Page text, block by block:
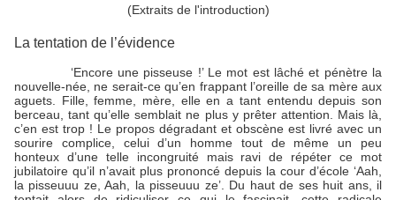
(Extraits de l'introduction)
La tentation de l’évidence
‘Encore une pisseuse !’ Le mot est lâché et pénètre la
nouvelle-née, ne serait-ce qu’en frappant l’oreille de sa mère aux
aguets. Fille, femme, mère, elle en a tant entendu depuis son
berceau, tant qu’elle semblait ne plus y prêter attention. Mais là,
c’en est trop ! Le propos dégradant et obscène est livré avec un
sourire complice, celui d’un homme tout de même un peu
honteux d’une telle incongruité mais ravi de répéter ce mot
jubilatoire qu’il n’avait plus prononcé depuis la cour d’école ‘Aah,
la pisseuuu ze, Aah, la pisseuuu ze’. Du haut de ses huit ans, il